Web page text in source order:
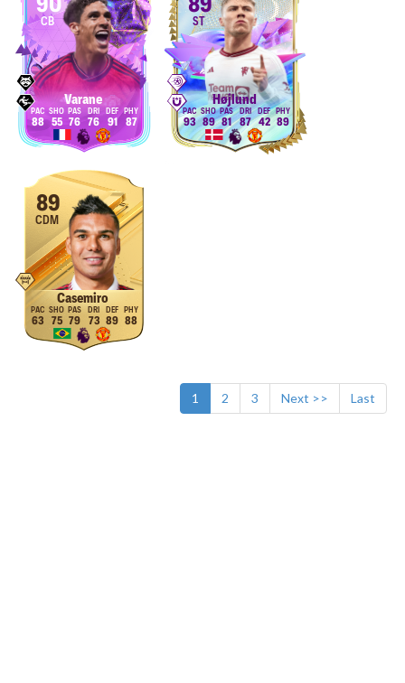
CB
Varane
88 55 76 76 91 87
ST
Højlund
93 89 81 87 42 89
89
CDM
Casemiro
63 75 79 73 89 88
1 2 3 Next >> Last